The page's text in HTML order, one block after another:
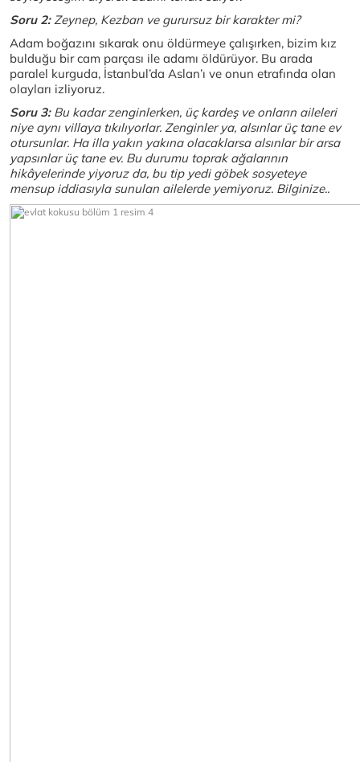
Soru 2:Zeynep, Kezban ve gurursuz bir karakter mi?
Adam boğazını sıkarak onu öldürmeye çalışırken, bizim kız
bulduğu bir cam parçası ile adamı öldürüyor. Bu arada
paralel kurguda, İstanbul’da Aslan’ı ve onun etrafında olan
olayları izliyoruz.
Soru 3:Bu kadar zenginlerken, üç kardeş ve onların aileleri
niye aynı villaya tıkılıyorlar. Zenginler ya, alsınlar üç tane ev
otursunlar. Ha illa yakın yakına olacaklarsa alsınlar bir arsa
yapsınlar üç tane ev. Bu durumu toprak ağalarının
hikâyelerinde yiyoruz da, bu tip yedi göbek sosyeteye
mensup iddiasıyla sunulan ailelerde yemiyoruz. Bilginize..